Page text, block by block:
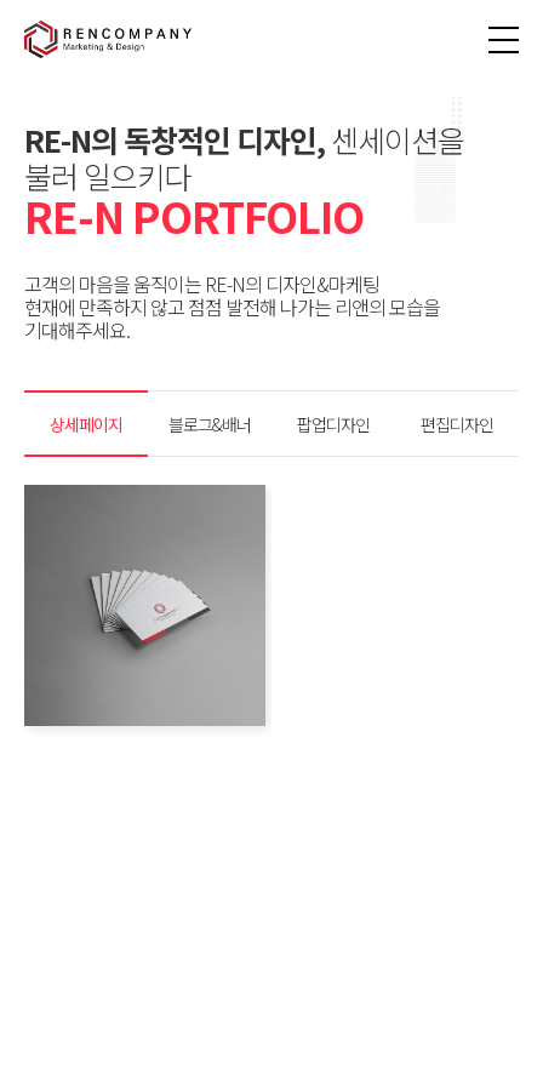
RE-N의 독창적인 디자인,센세이션을
불러 일으키다
RE-N PORTFOLIO
고객의 마음을 움직이는 RE-N의 디자인&마케팅
현재에 만족하지 않고 점점 발전해 나가는 리앤의 모습을
기대해주세요.
상세페이지 블로그&배너 팝업디자인 편집디자인